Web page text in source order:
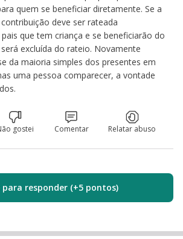
quem se beneficiar diretamente. Se a
deve ser rateada
que tem criança e se beneficiarão do
excluída do rateio. Novamente
da maioria simples dos presentes em
uma pessoa comparecer, a vontade
gostei Comentar Relatar abuso
para responder (+5 pontos)